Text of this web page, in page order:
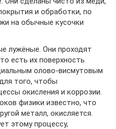
и обработки, по
на обычные кусочки
лужёные. Они проходят
есть их поверхность
олово-висмутовым
того, чтобы
окисления и коррозии.
физики известно, что
металл, окисляется.
этому процессу,